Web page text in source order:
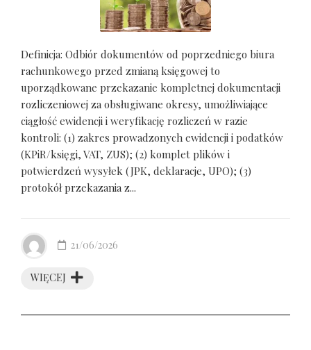
Definicja: Odbiór dokumentów od poprzedniego biura
rachunkowego przed zmianą księgowej to
uporządkowane przekazanie kompletnej dokumentacji
rozliczeniowej za obsługiwane okresy, umożliwiające
ciągłość ewidencji i weryfikację rozliczeń w razie
kontroli: (1) zakres prowadzonych ewidencji i podatków
(KPiR/księgi, VAT, ZUS); (2) komplet plików i
potwierdzeń wysyłek (JPK, deklaracje, UPO); (3)
protokół przekazania z...
WIĘCEJ
21/06/2026